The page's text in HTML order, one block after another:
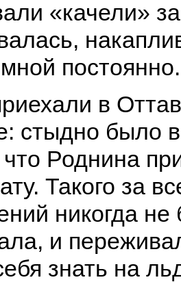
«качели»
постоянно.
в
стыдно было
Роднина
Такого за
никогда
и
знать на